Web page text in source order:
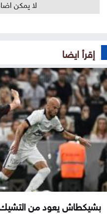
لا يمكن
إقرأ ايضا
بشيكطاش يعود من